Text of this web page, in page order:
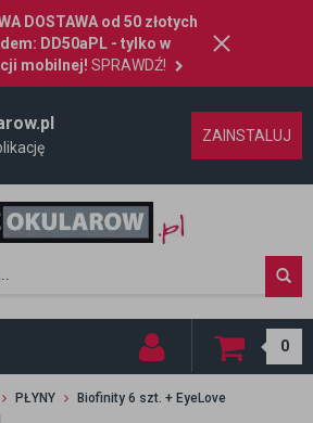
DOSTAWA od 50 złotych
DD50aPL - tylko w
mobilnej! SPRAWDŹ!
ZAINSTALUJ
0
PŁYNY
Biofinity 6 szt. + EyeLove